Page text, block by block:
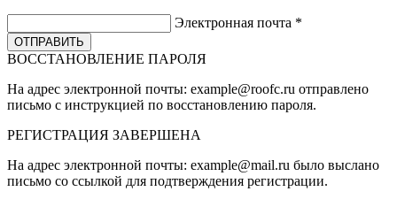
Электронная почта *
ВОССТАНОВЛЕНИЕ ПАРОЛЯ
На адрес электронной почты: example@roofc.ru отправлено
письмо с инструкцией по восстановлению пароля.
РЕГИСТРАЦИЯ ЗАВЕРШЕНА
На адрес электронной почты: example@mail.ru было выслано
письмо со ссылкой для подтверждения регистрации.